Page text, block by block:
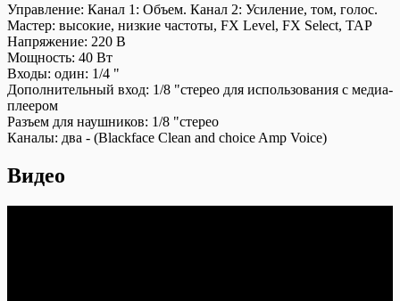
Управление: Канал 1: Объем. Канал 2: Усиление, том, голос.
Мастер: высокие, низкие частоты, FX Level, FX Select, TAP
Напряжение: 220 В
Мощность: 40 Вт
Входы: один: 1/4 "
Дополнительный вход: 1/8 "стерео для использования с медиа-
плеером
Разъем для наушников: 1/8 "стерео
Каналы: два - (Blackface Clean and choice Amp Voice)
Видео